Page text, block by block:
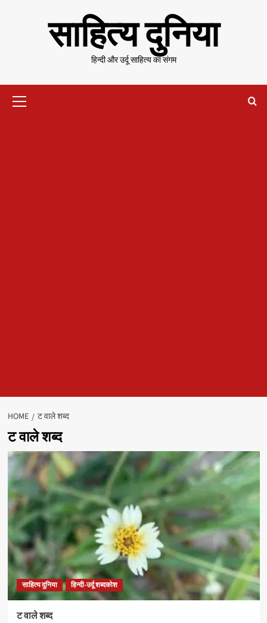
साहित्य दुनिया
हिन्दी और उर्दू साहित्य का संगम
Menu
HOME ट वाले शब्द
ट वाले शब्द
साहित्य दुनिया हिन्दी-उर्दू शब्दकोश
ट वाले शब्द